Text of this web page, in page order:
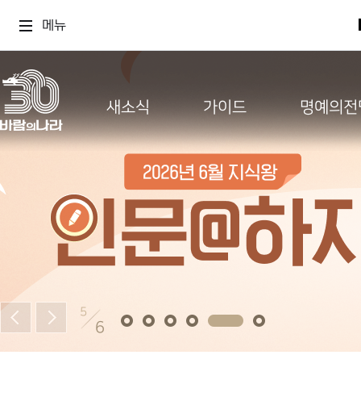
메뉴
새소식 가이드 명예의
5
6